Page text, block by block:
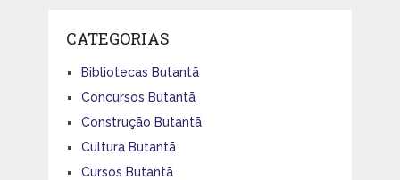
CATEGORIAS
Bibliotecas Butantã
Concursos Butantã
Construção Butantã
Cultura Butantã
Cursos Butantã